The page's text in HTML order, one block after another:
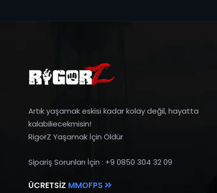
Artık yaşamak eskisi kadar kolay değil, hayatta
kalabiliecekmisin!
RigorZ Yaşamak İçin Öldür
Sipariş Sorunları İçin : +9 0850 304 32 09
ÜCRETSIZ MMOFPS